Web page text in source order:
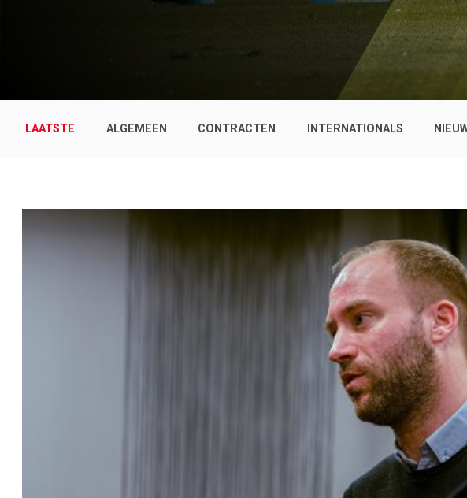
LAATSTE ALGEMEEN CONTRACTEN INTERNATIONALS